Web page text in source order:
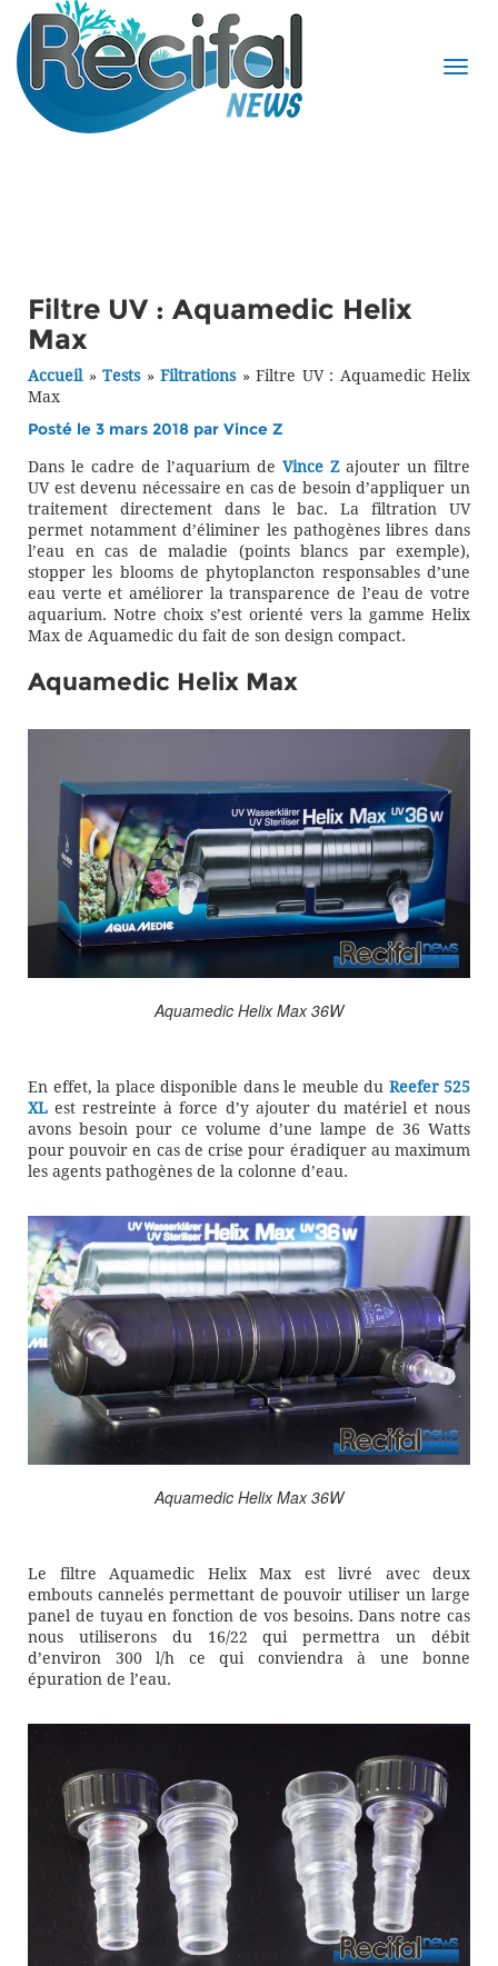
Filtre UV : Aquamedic Helix
Max
Accueil» Tests» Filtrations» Filtre UV : Aquamedic Helix
Max
Posté le 3 mars 2018 par Vince Z
Dans le cadre de l’aquarium de Vince Zajouter un filtre
UV est devenu nécessaire en cas de besoin d’appliquer un
traitement directement dans le bac. La filtration UV
permet notamment d’éliminer les pathogènes libres dans
l’eau en cas de maladie (points blancs par exemple),
stopper les blooms de phytoplancton responsables d’une
eau verte et améliorer la transparence de l’eau de votre
aquarium. Notre choix s’est orienté vers la gamme Helix
Max de Aquamedic du fait de son design compact.
Aquamedic Helix Max
Aquamedic Helix Max 36W
En effet, la place disponible dans le meuble du Reefer 525
XL est restreinte à force d’y ajouter du matériel et nous
avons besoin pour ce volume d’une lampe de 36 Watts
pour pouvoir en cas de crise pour éradiquer au maximum
les agents pathogènes de la colonne d’eau.
Aquamedic Helix Max 36W
Le filtre Aquamedic Helix Max est livré avec deux
embouts cannelés permettant de pouvoir utiliser un large
panel de tuyau en fonction de vos besoins. Dans notre cas
nous utiliserons du 16/22 qui permettra un débit
d’environ 300 l/h ce qui conviendra à une bonne
épuration de l’eau.